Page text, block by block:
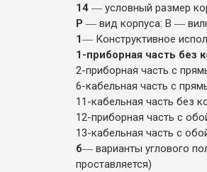
14 ― условный размер
Р ― вид корпуса: В ―
1― Конструктивное
1-приборная часть без
2-приборная часть с
6-кабельная часть с
11-кабельная часть без
12-приборная часть с
13-кабельная часть с
б― варианты углового
проставляется)